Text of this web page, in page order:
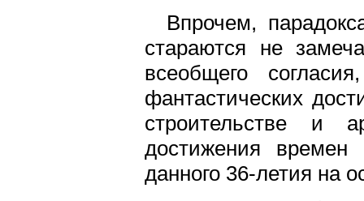
Впрочем,
стараются не
всеобщего
фантастических
строительстве и
достижения
данного 36-летия на